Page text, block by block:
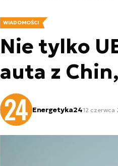
WIADOMOŚCI
Nie tylko
auta z
Energetyka2412 czerwca